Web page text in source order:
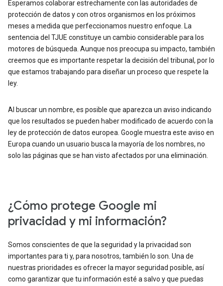
Esperamos colaborar estrechamente con las autoridades de
protección de datos y con otros organismos en los próximos
meses a medida que perfeccionamos nuestro enfoque. La
sentencia del TJUE constituye un cambio considerable para los
motores de búsqueda. Aunque nos preocupa su impacto, también
creemos que es importante respetar la decisión del tribunal, por lo
que estamos trabajando para diseñar un proceso que respete la
ley.
Al buscar un nombre, es posible que aparezca un aviso indicando
que los resultados se pueden haber modificado de acuerdo con la
ley de protección de datos europea. Google muestra este aviso en
Europa cuando un usuario busca la mayoría de los nombres, no
solo las páginas que se han visto afectados por una eliminación.
¿Cómo protege Google mi
privacidad y mi información?
Somos conscientes de que la seguridad y la privacidad son
importantes para ti y, para nosotros, también lo son. Una de
nuestras prioridades es ofrecer la mayor seguridad posible, así
como garantizar que tu información esté a salvo y que puedas